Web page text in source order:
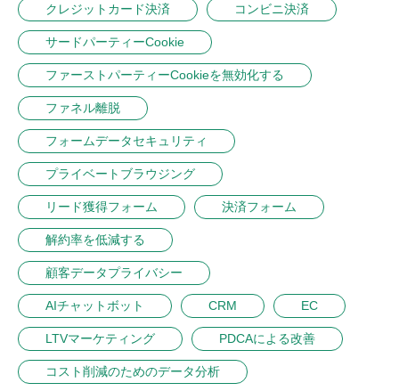
クレジットカード決済 コンビニ決済
サードパーティーCookie
ファーストパーティーCookieを無効化する
ファネル離脱
フォームデータセキュリティ
プライベートブラウジング
リード獲得フォーム 決済フォーム
解約率を低減する
顧客データプライバシー
AIチャットボット CRM EC
LTVマーケティング PDCAによる改善
コスト削減のためのデータ分析